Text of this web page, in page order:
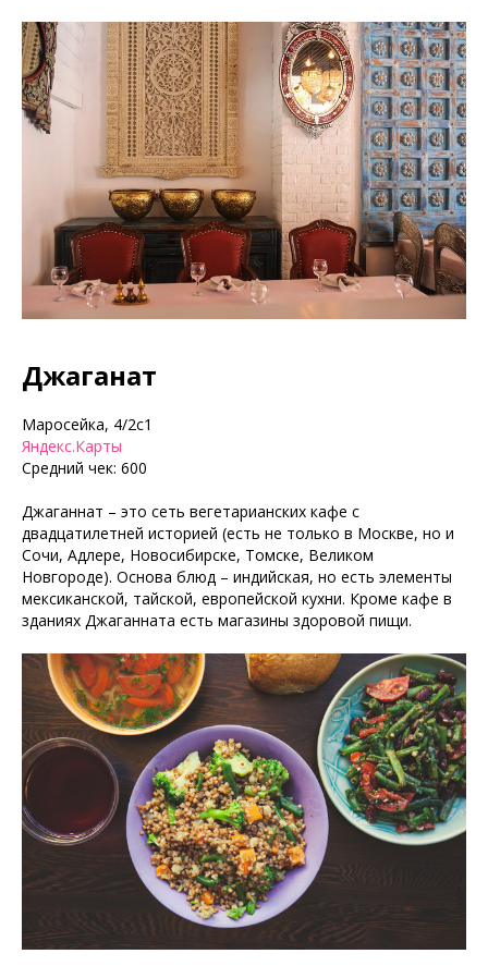
Джаганат
Маросейка, 4/2с1
Яндекс.Карты
Средний чек: 600
Джаганнат – это сеть вегетарианских кафе с
двадцатилетней историей (есть не только в Москве, но и
Сочи, Адлере, Новосибирске, Томске, Великом
Новгороде). Основа блюд – индийская, но есть элементы
мексиканской, тайской, европейской кухни. Кроме кафе в
зданиях Джаганната есть магазины здоровой пищи.